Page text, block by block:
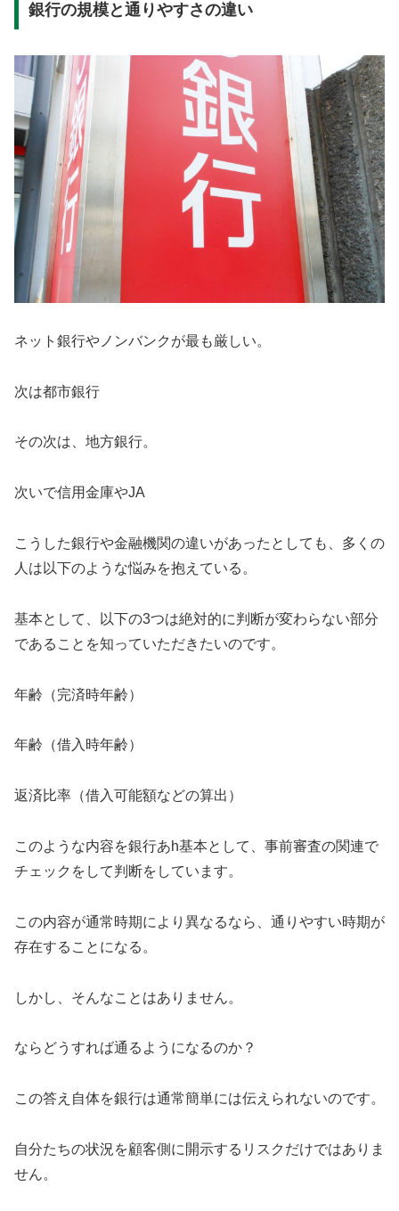
銀行の規模と通りやすさの違い
ネット銀行やノンバンクが最も厳しい。
次は都市銀行
その次は、地方銀行。
次いで信用金庫やJA
こうした銀行や金融機関の違いがあったとしても、多くの
人は以下のような悩みを抱えている。
基本として、以下の3つは絶対的に判断が変わらない部分
であることを知っていただきたいのです。
年齢（完済時年齢）
年齢（借入時年齢）
返済比率（借入可能額などの算出）
このような内容を銀行あh基本として、事前審査の関連で
チェックをして判断をしています。
この内容が通常時期により異なるなら、通りやすい時期が
存在することになる。
しかし、そんなことはありません。
ならどうすれば通るようになるのか？
この答え自体を銀行は通常簡単には伝えられないのです。
自分たちの状況を顧客側に開示するリスクだけではありま
せん。